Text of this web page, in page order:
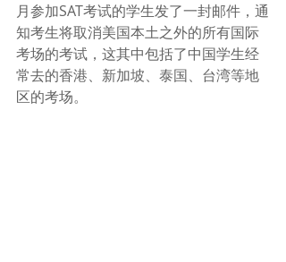
月参加SAT考试的学生发了一封邮件，通
知考生将取消美国本土之外的所有国际
考场的考试，这其中包括了中国学生经
常去的香港、新加坡、泰国、台湾等地
区的考场。